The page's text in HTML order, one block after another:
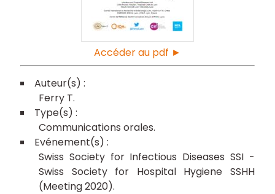
Accéder au pdf ►
Ferry T
Communications orales
Swiss Society for Infectious Diseases SSI -
Swiss Society for Hospital Hygiene SSHH
(Meeting 2020)